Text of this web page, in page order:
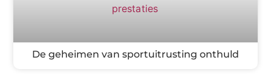
De geheimen van sportuitrusting onthuld